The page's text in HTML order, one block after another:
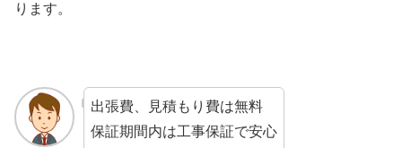
ります。
出張費、見積もり費は無料
保証期間内は工事保証で安心